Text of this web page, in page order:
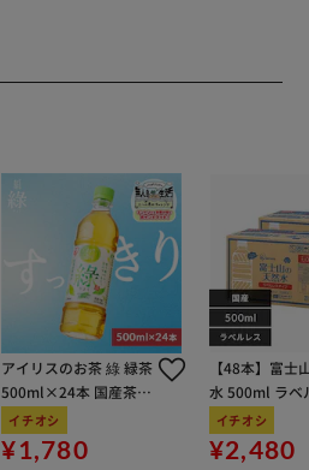
アイリスのお茶 綠 緑茶
500ml×24本 国産茶葉
100％使用
イチオシ
¥1,780
【48本】富士
水 500ml ラベ
イチオシ
¥2,480